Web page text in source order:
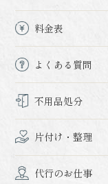
料金表
よくある質問
不用品処分
片付け・整理
代行のお仕事